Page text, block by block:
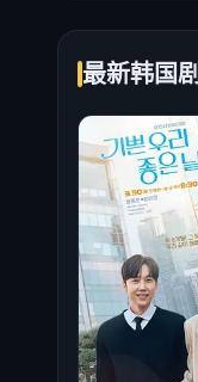
最新韩国剧